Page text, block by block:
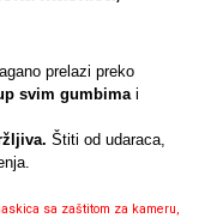
prelazi preko
svim gumbimai
Štiti od udaraca,
sa zaštitom za kameru,